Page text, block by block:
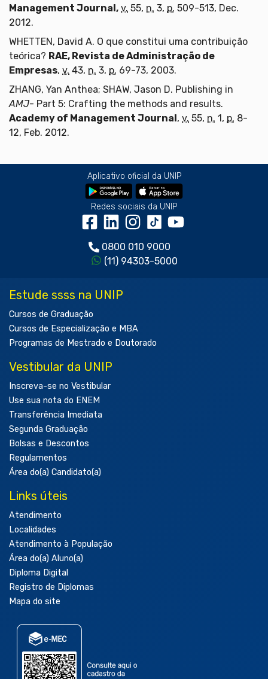
Management Journal, v. 55, n. 3, p. 509-513, Dec.
2012.
WHETTEN, David A. O que constitui uma contribuição
teórica? RAE, Revista de Administração de
Empresas, v. 43, n. 3, p. 69-73, 2003.
ZHANG, Yan Anthea; SHAW, Jason D. Publishing in
AMJ- Part 5: Crafting the methods and results.
Academy of Management Journal, v. 55, n. 1, p. 8-
12, Feb. 2012.
Aplicativo oficial da UNIP
Redes sociais da UNIP
0800 010 9000
(11) 94303-5000
Estude ssss na UNIP
Cursos de Graduação
Cursos de Especialização e MBA
Programas de Mestrado e Doutorado
Vestibular da UNIP
Inscreva-se no Vestibular
Use sua nota do ENEM
Transferência Imediata
Segunda Graduação
Bolsas e Descontos
Regulamentos
Área do(a) Candidato(a)
Links úteis
Atendimento
Localidades
Atendimento à População
Área do(a) Aluno(a)
Diploma Digital
Registro de Diplomas
Mapa do site